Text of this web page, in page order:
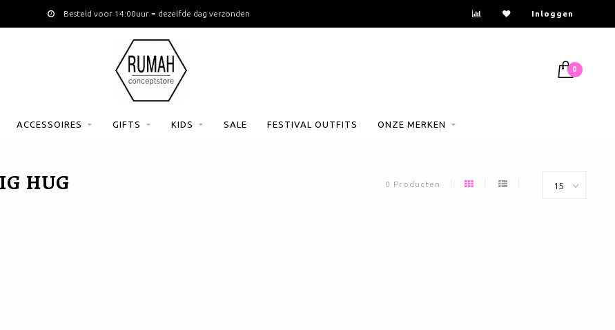
Besteld voor 14:00uur = dezelfde dag verzonden Inloggen
0
ACCESSOIRES GIFTS KIDS SALE FESTIVAL OUTFITS ONZE MERKEN
HUG 0 Producten